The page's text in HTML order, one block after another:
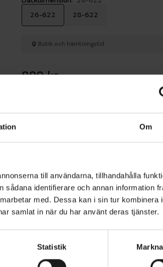
Om
till användarna, tillhandahålla
identifierare och annan information
med. Dessa kan i sin tur kombinera
samlat in när du har använt deras tjänster.
Statistik
26-622
28-622
Butik och hämtningstid
889 kr
alla fördelar med slangteknik i ett
alla kanttrådsdäck Pirelli har skapat
och TechBELT-